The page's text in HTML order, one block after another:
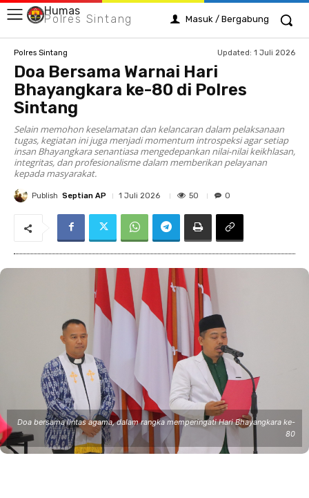
Humas
Polres Sintang Masuk / Bergabung
Polres Sintang Updated: 1 Juli 2026
Doa Bersama Warnai Hari
Bhayangkara ke-80 di Polres
Sintang
Selain memohon keselamatan dan kelancaran dalam pelaksanaan
tugas, kegiatan ini juga menjadi momentum introspeksi agar setiap
insan Bhayangkara senantiasa mengedepankan nilai-nilai keikhlasan,
integritas, dan profesionalisme dalam memberikan pelayanan
kepada masyarakat.
Publish Septian AP 1 Juli 2026 50 0
Doa bersama lintas agama, dalam rangka memperingati Hari Bhayangkara ke-
80